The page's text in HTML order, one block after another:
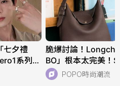
七夕禮
系列、
脆爆討論！
BO」根本太完美！
快衝店上試揹！
POPO時尚潮流